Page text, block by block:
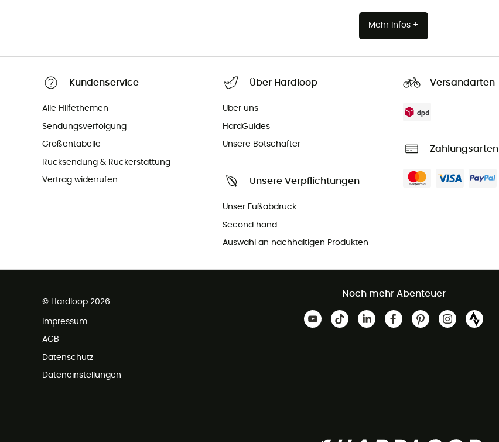
Mehr Infos +
Kundenservice
Alle Hilfethemen
Sendungsverfolgung
Größentabelle
Rücksendung & Rückerstattung
Vertrag widerrufen
Über Hardloop
Über uns
HardGuides
Unsere Botschafter
Unsere Verpflichtungen
Unser Fußabdruck
Second hand
Auswahl an nachhaltigen Produkten
Versandarten
Zahlungsarten
© Hardloop 2026
Impressum
AGB
Datenschutz
Dateneinstellungen
Noch mehr Abenteuer